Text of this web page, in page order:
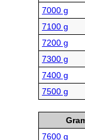
7000 g
7100 g
7200 g
7300 g
7400 g
7500 g
7600 g